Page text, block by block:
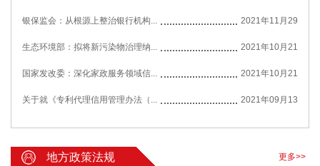
银保监会：从根源上整治银行机构... 2021年11月29
生态环境部：拟将新污染物治理纳... 2021年10月21
国家发改委：深化家政服务领域信... 2021年10月21
关于就《专利代理信用管理办法（... 2021年09月13
地方政策法规 更多>>